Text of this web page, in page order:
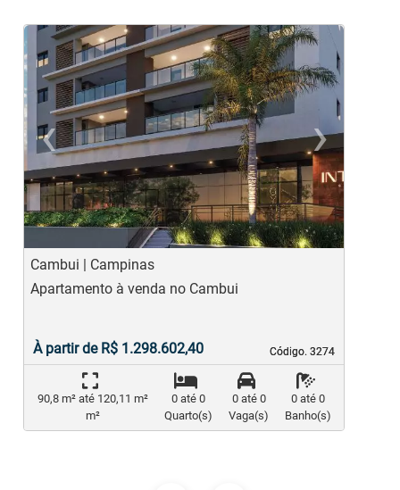
‹
Previous
›
Cambui | Campinas
Código. 3274
Código. 3274
Apartamento à venda no Cambui
À partir de R$ 1.298.602,40
90,8 m² até 120,11 m²
m²
0 até 0
Quarto(s)
0 até 0
Vaga(s)
0 até 0
Banho(s)